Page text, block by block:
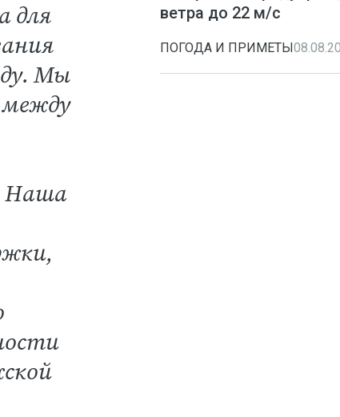
для
Мы
между
Наша
ветра до 22 м/с
ПОГОДА И ПРИМЕТЫ